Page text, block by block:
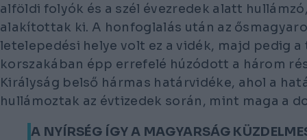
alföldi folyók és a szél évezredek alatt
alakítottak ki. A honfoglalás után az
letelepedési helye volt ez a vidék, majd pedig
korszakában épp errefelé húzódott a három
Királyság belső hármas határvidéke, ahol a
hullámoztak az évtizedek során, mint maga a
A NYÍRSÉG ÍGY A MAGYARSÁG